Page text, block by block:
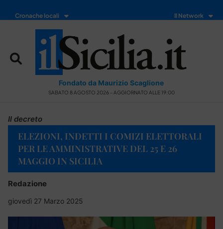
Cronache locali Il Network
Fondato da Maurizio Scaglione
SABATO 8 AGOSTO 2026 - AGGIORNATO ALLE 19:00
Il decreto
ELEZIONI, INDETTI I COMIZI ELETTORALI
PER LE AMMINISTRATIVE DEL 25 E 26
MAGGIO IN SICILIA
Redazione
giovedì 27 Marzo 2025